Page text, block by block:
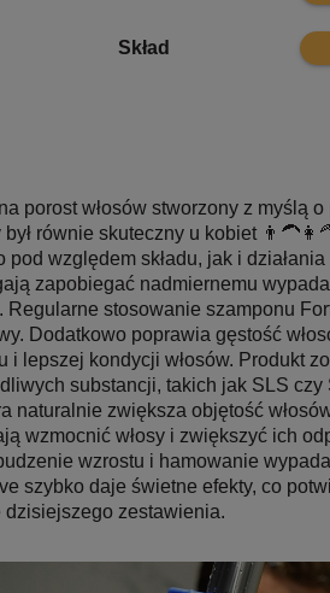
Skład 9.9
porost włosów stworzony z myślą
równie skuteczny u kobiet
względem składu, jak i
zapobiegać nadmiernemu
stosowanie szamponu
Dodatkowo poprawia gęstość
lepszej kondycji włosów. Produkt
substancji, takich jak SLS czy
naturalnie zwiększa objętość
wzmocnić włosy i zwiększyć ich
wzrostu i hamowanie
szybko daje świetne efekty, co
dzisiejszego zestawienia.